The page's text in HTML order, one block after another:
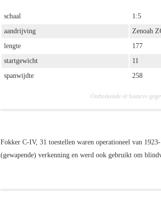
schaal
1:5
aandrijving
Zenoah
lengte
177
startgewicht
11
spanwijdte
258
Ontbrekende of foutieve
Fokker C-IV, 31 toestellen waren operationeel van
(gewapende) verkenning en werd ook gebruikt om